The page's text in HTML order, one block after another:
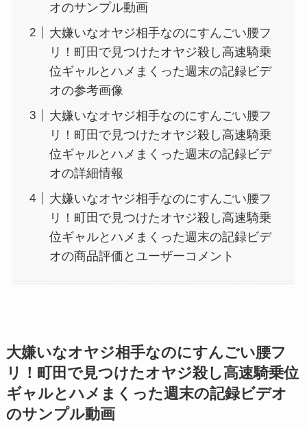
オのサンプル動画
大嫌いなオヤジ相手なのにすんごい腰フ
リ！町田で見つけたオヤジ殺し高速騎乗
位ギャルとハメまくった週末の記録ビデ
オの参考画像
大嫌いなオヤジ相手なのにすんごい腰フ
リ！町田で見つけたオヤジ殺し高速騎乗
位ギャルとハメまくった週末の記録ビデ
オの詳細情報
大嫌いなオヤジ相手なのにすんごい腰フ
リ！町田で見つけたオヤジ殺し高速騎乗
位ギャルとハメまくった週末の記録ビデ
オの商品評価とユーザーコメント
大嫌いなオヤジ相手なのにすんごい腰フ
リ！町田で見つけたオヤジ殺し高速騎乗位
ギャルとハメまくった週末の記録ビデオ
のサンプル動画